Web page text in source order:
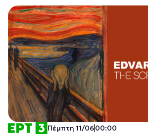
Πέμπτη 11/0600:00